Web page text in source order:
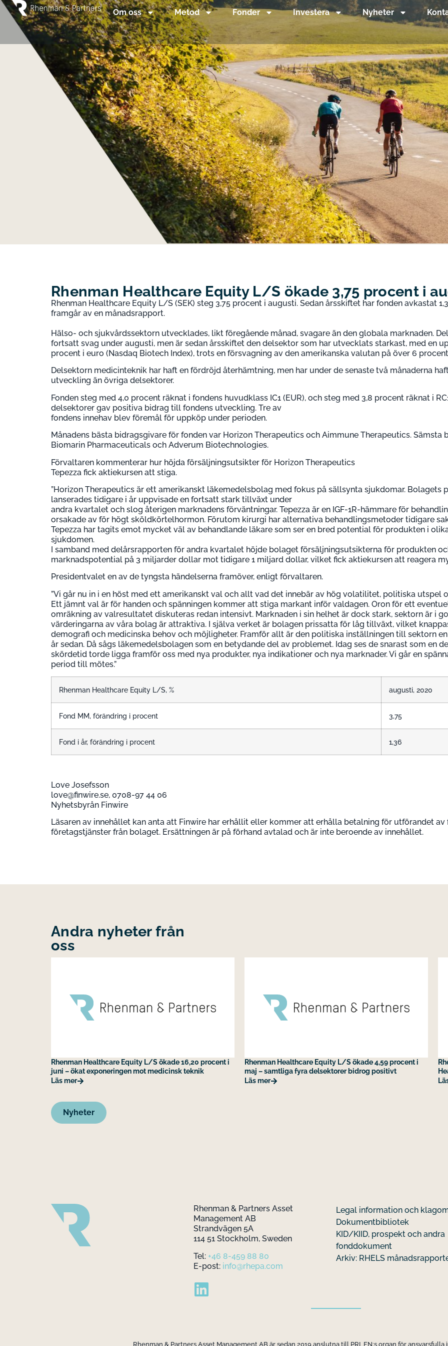
Om oss Metod Fonder Investera Nyheter
Rhenman Healthcare Equity L/S ökade 3,75 procent i
Rhenman Healthcare Equity L/S (SEK) steg 3,75 procent i augusti. Sedan årsskiftet har fonden avkastat
framgår av en månadsrapport.
Hälso- och sjukvårdssektorn utvecklades, likt föregående månad, svagare än den globala marknaden.
fortsatt svag under augusti, men är sedan årsskiftet den delsektor som har utvecklats starkast, med en
procent i euro (Nasdaq Biotech Index), trots en försvagning av den amerikanska valutan på över 6
Delsektorn medicinteknik har haft en fördröjd återhämtning, men har under de senaste två månaderna
utveckling än övriga delsektorer.
Fonden steg med 4,0 procent räknat i fondens huvudklass IC1 (EUR), och steg med 3,8 procent räknat i
delsektorer gav positiva bidrag till fondens utveckling. Tre av
fondens innehav blev föremål för uppköp under perioden.
Månadens bästa bidragsgivare för fonden var Horizon Therapeutics och Aimmune Therapeutics. Sämsta
Biomarin Pharmaceuticals och Adverum Biotechnologies.
Förvaltaren kommenterar hur höjda försäljningsutsikter för Horizon Therapeutics
Tepezza fick aktiekursen att stiga.
”Horizon Therapeutics är ett amerikanskt läkemedelsbolag med fokus på sällsynta sjukdomar. Bolagets
lanserades tidigare i år uppvisade en fortsatt stark tillväxt under
andra kvartalet och slog återigen marknadens förväntningar. Tepezza är en IGF-1R-hämmare för
orsakade av för högt sköldkörtelhormon. Förutom kirurgi har alternativa behandlingsmetoder tidigare
Tepezza har tagits emot mycket väl av behandlande läkare som ser en bred potential för produkten i
sjukdomen.
I samband med delårsrapporten för andra kvartalet höjde bolaget försäljningsutsikterna för produkten
marknadspotential på 3 miljarder dollar mot tidigare 1 miljard dollar, vilket fick aktiekursen att reagera
Presidentvalet en av de tyngsta händelserna framöver, enligt förvaltaren.
”Vi går nu in i en höst med ett amerikanskt val och allt vad det innebär av hög volatilitet, politiska utspel
Ett jämnt val är för handen och spänningen kommer att stiga markant inför valdagen. Oron för ett
omräkning av valresultatet diskuteras redan intensivt. Marknaden i sin helhet är dock stark, sektorn är i
värderingarna av våra bolag är attraktiva. I själva verket är bolagen prissatta för låg tillväxt, vilket
demografi och medicinska behov och möjligheter. Framför allt är den politiska inställningen till sektorn en
år sedan. Då sågs läkemedelsbolagen som en betydande del av problemet. Idag ses de snarast som en
skördetid torde ligga framför oss med nya produkter, nya indikationer och nya marknader. Vi går en
period till mötes.”
Rhenman Healthcare Equity L/S, % augusti, 2020
Fond MM, förändring i procent 3,75
Fond i år, förändring i procent 1,36
Love Josefsson
love@finwire.se, 0708-97 44 06
Nyhetsbyrån Finwire
Läsaren av innehållet kan anta att Finwire har erhållit eller kommer att erhålla betalning för utförandet av
företagstjänster från bolaget. Ersättningen är på förhand avtalad och är inte beroende av innehållet.
Andra nyheter från
oss
Rhenman Healthcare Equity L/S ökade 16,20 procent i
juni – ökat exponeringen mot medicinsk teknik
Läs mer
Rhenman Healthcare Equity L/S ökade 4,59 procent i
maj – samtliga fyra delsektorer bidrog positivt
Läs mer
Nyheter
Rhenman & Partners Asset
Management AB
Strandvägen 5A
114 51 Stockholm, Sweden
Tel: +46 8-459 88 80
E-post: info@rhepa.com
Legal information och
Dokumentbibliotek
KID/KIID, prospekt och andra
fonddokument
Arkiv: RHELS
Rhenman & Partners Asset Management AB är sedan 2019 anslutna till PRI, FN:s organ för